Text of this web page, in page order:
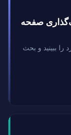
صفحه
ببینید و بحث